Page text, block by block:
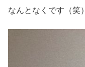
なんとなくです（笑）